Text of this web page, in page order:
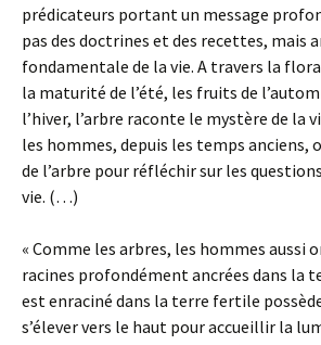
prédicateurs portant un message
pas des doctrines et des recettes, mais
fondamentale de la vie. A travers la
la maturité de l’été, les fruits de
l’hiver, l’arbre raconte le mystère de la
les hommes, depuis les temps anciens,
de l’arbre pour réfléchir sur les
vie. (…)
« Comme les arbres, les hommes aussi
racines profondément ancrées dans la
est enraciné dans la terre fertile
s’élever vers le haut pour accueillir la